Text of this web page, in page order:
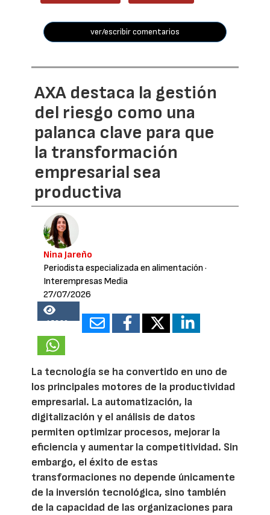
ver/escribir comentarios
AXA destaca la gestión
del riesgo como una
palanca clave para que
la transformación
empresarial sea
productiva
Nina Jareño
Periodista especializada en alimentación ·
Interempresas Media
27/07/2026
15836
La tecnología se ha convertido en uno de
los principales motores de la productividad
empresarial. La automatización, la
digitalización y el análisis de datos
permiten optimizar procesos, mejorar la
eficiencia y aumentar la competitividad. Sin
embargo, el éxito de estas
transformaciones no depende únicamente
de la inversión tecnológica, sino también
de la capacidad de las organizaciones para